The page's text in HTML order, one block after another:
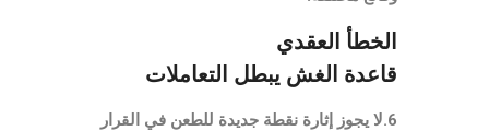
الخطأ العقدي
قاعدة الغش يبطل التعاملات
6.لا يجوز إثارة نقطة جديدة للطعن في القرار